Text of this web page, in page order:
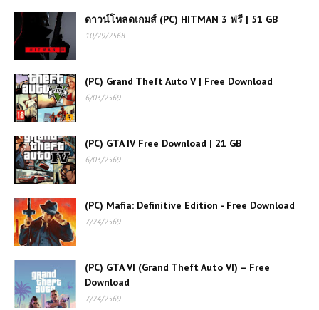
(PC) Assassin’s Creed Odyssey |
Free Download
(PC) Red Dead Redemption |
Free Download
(PC) Assassin's Creed IV Black
Flag | Free Download
(PC) Project Motor Racing |
Free Download
(PC) Grand Theft Auto V | Free
Download
ดาวน์โหลดเกมส์ (PC) HITMAN 3 ฟรี | 51 GB
10/29/2568
(PC) Grand Theft Auto V | Free Download
6/03/2569
(PC) GTA IV Free Download | 21 GB
6/03/2569
(PC) Mafia: Definitive Edition - Free Download
7/24/2569
(PC) GTA VI (Grand Theft Auto VI) – Free
Download
7/24/2569